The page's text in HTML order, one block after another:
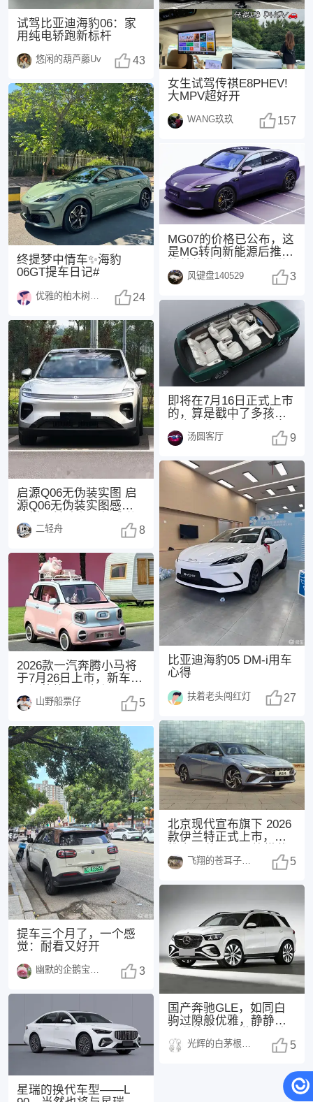
试驾比亚迪海豹06：家
用纯电轿跑新标杆
悠闲的葫芦藤Uv 43
终提梦中情车✨海豹
06GT提车日记#
优雅的柏木树1370 24
启源Q06无伪装实图 启
源Q06无伪装实图感觉怎
都不错，挺耐
二轻舟 8
2026款一汽奔腾小马将
于7月26日上市，新车主
置。 参考现款
山野船票仔 5
提车三个月了，一个感
觉：耐看又好开
幽默的企鹅宝宝1486 3
星瑞的换代车型——L
女生试驾传祺E8PHEV!
大MPV超好开
WANG玖玖 157
MG07的价格已公布，这
是MG转向新能源后推出
其他，紫色外观
风键盘140529 3
即将在7月16日正式上市
的，算是戳中了多孩家
下“同级座椅堆料
汤圆客厅 9
比亚迪海豹05 DM-i用车
心得
扶着老头闯红灯 27
北京现代宣布旗下 2026
款伊兰特正式上市，共
1.5
飞翔的苍耳子1438 5
国产奔驰GLE，如同白
驹过隙般优雅，静静地
篇。🚗💨 车机光辉的白茅根1484 5